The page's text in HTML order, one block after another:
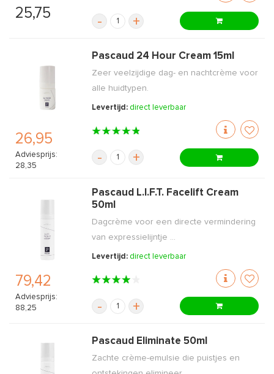
25,75
- +
26,95
Adviesprijs:
28,35
Pascaud 24 Hour Cream 15ml
Zeer veelzijdige dag- en nachtcrème voor
alle huidtypen.
Levertijd: direct leverbaar
- +
79,42
Adviesprijs:
88,25
Pascaud L.I.F.T. Facelift Cream
50ml
Dagcrème voor een directe vermindering
van expressielijntje ...
Levertijd: direct leverbaar
- +
Pascaud Eliminate 50ml
Zachte crème-emulsie die puistjes en